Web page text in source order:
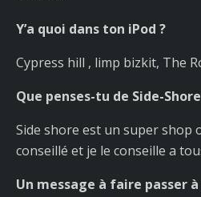
Y’a quoi dans ton iPod ?
Cypress hill , limp bizkit, The
Que penses-tu de Side-
Side shore est un super shop
conseillé et je le conseille a
Un message à faire passer